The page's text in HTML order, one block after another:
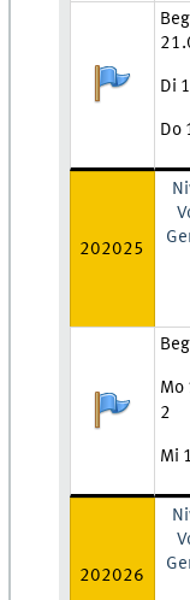
Di
Do
202025
Mo
2
Mi
202026